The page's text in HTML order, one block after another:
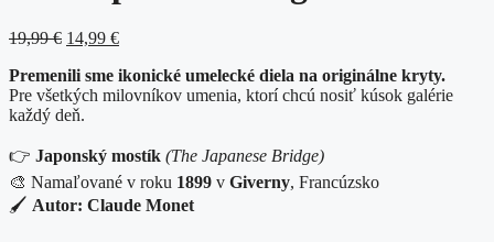
19,99€ Original
was:
19,99 €.
14,99 €Current
is:
14,99 €.
Premenili sme ikonické umelecké diela na originálne kryty.
Pre všetkých milovníkov umenia, ktorí chcú nosiť kúsok galérie
každý deň.
👉 Japonský mostík (The Japanese Bridge)
🎨 Namaľované v roku 1899 v Giverny, Francúzsko
🖌️ Autor: Claude Monet